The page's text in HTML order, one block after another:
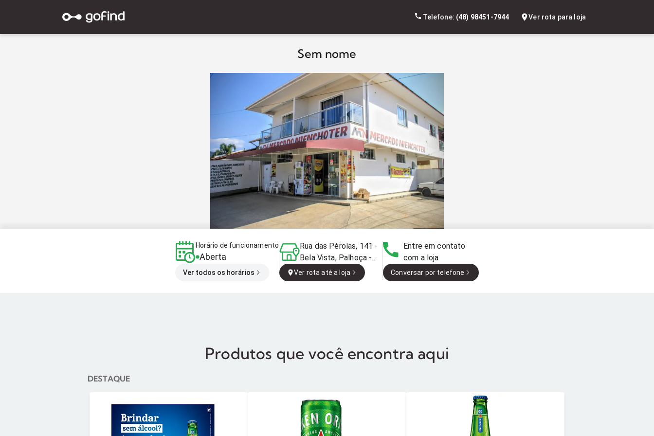
Telefone: (48) 98451-7944 Ver rota para loja
Sem nome
Horário de funcionamento
Aberta
Ver todos os horários
Rua das Pérolas, 141 -
Bela Vista, Palhoça -
SC, Brasil
Ver rota até a loja
Entre em contato
com a loja
Conversar por telefone
Produtos que você encontra aqui
DESTAQUE